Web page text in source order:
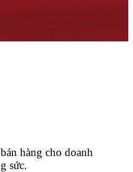
hàng cho doanh
sức.